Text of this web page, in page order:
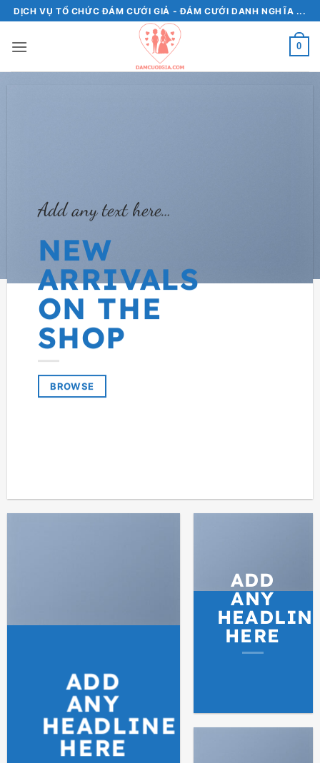
qua
nội
DỊCH VỤ TỔ CHỨC ĐÁM CƯỚI GIẢ - ĐÁM CƯỚI DANH NGHĨA ...
0
Add any text here…
NEW
ARRIVALS
ON THE
SHOP
BROWSE
ADD
ANY
HEADLINE
HERE
ADD
ANY
HERE